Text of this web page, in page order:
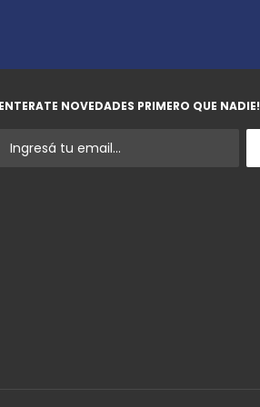
ENTERATE NOVEDADES PRIMERO QUE NADIE!